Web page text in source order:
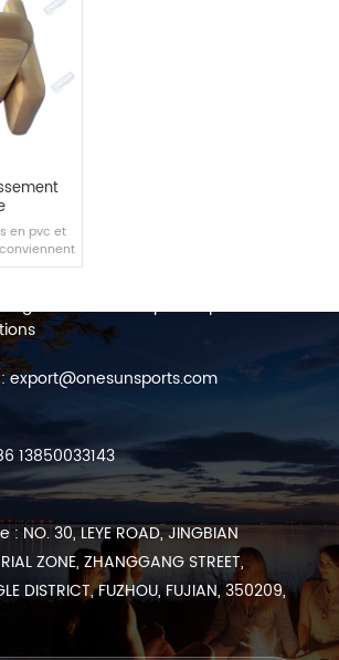
en pvc et
et autres
ligne 7*24 heures pour répondre à
export@onesunsports.com
13850033143
: NO. 30, LEYE ROAD, JINGBIAN
ZONE, ZHANGGANG STREET,
DISTRICT, FUZHOU, FUJIAN, 350209,